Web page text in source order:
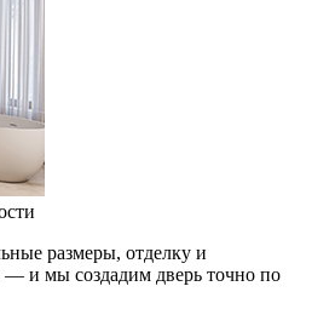
размеры, отделку и
и мы создадим дверь точно по